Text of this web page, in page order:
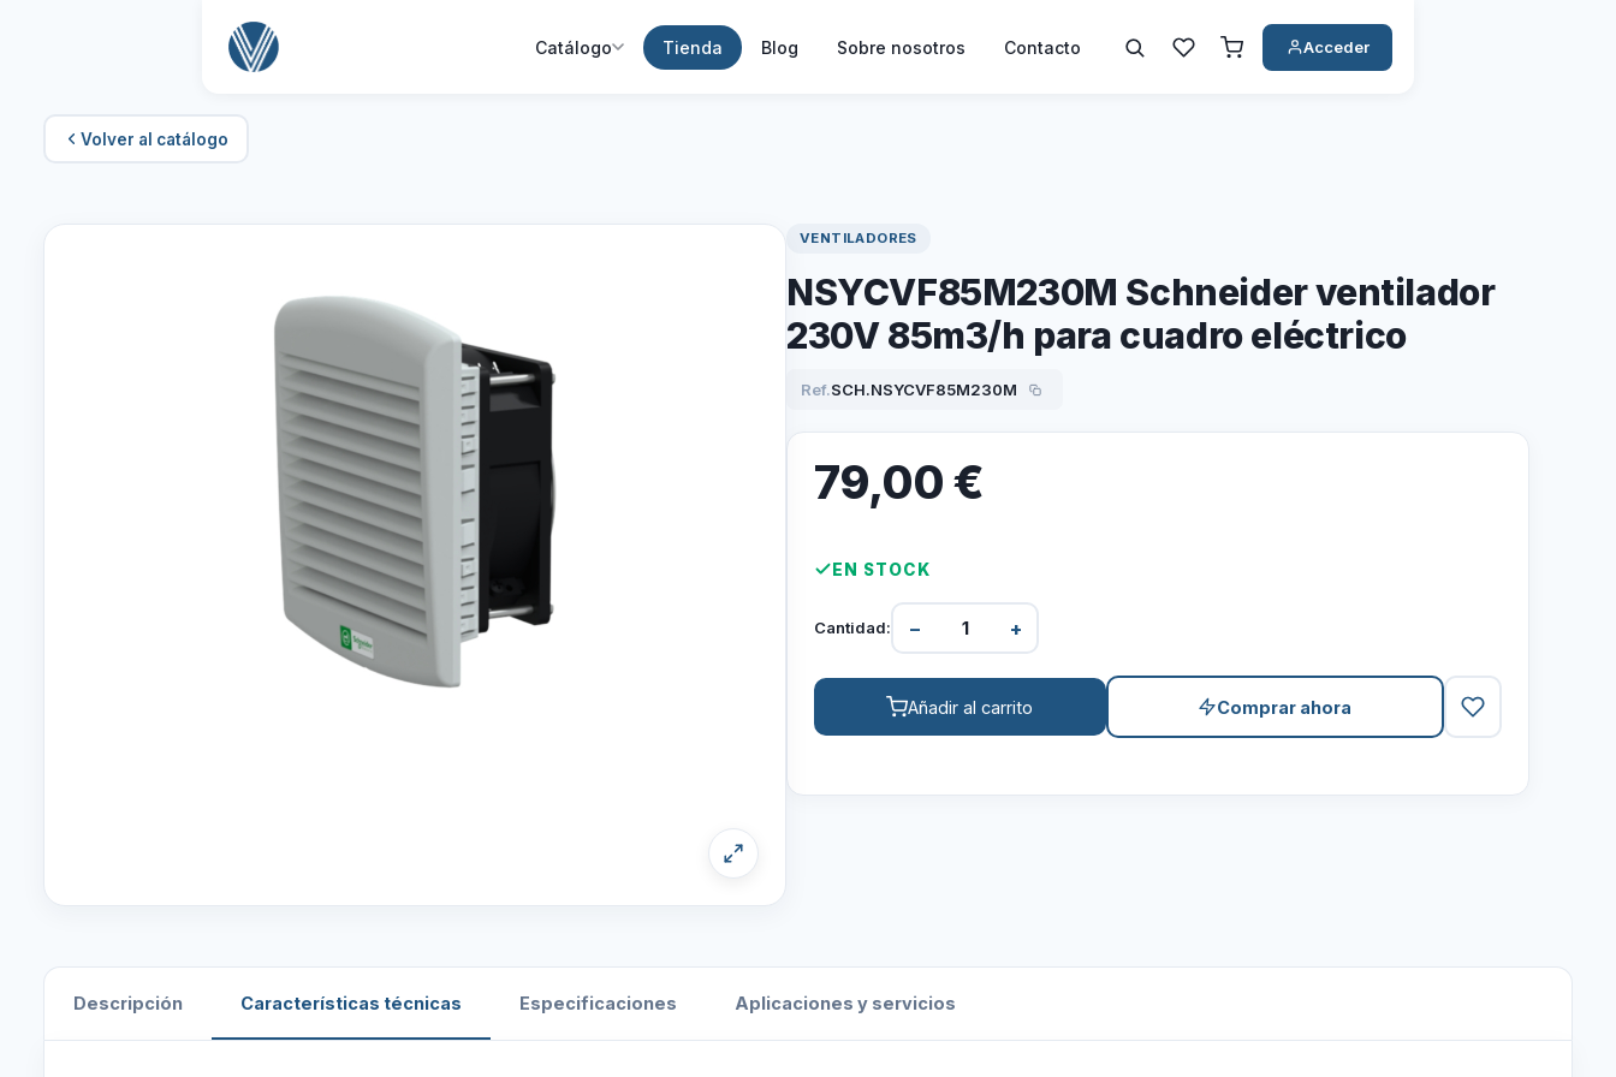
Catálogo Tienda Blog Sobre nosotros Contacto Acceder
Volver al catálogo
VENTILADORES
NSYCVF85M230M Schneider ventilador
230V 85m3/h para cuadro eléctrico
Ref.SCH.NSYCVF85M230M
79,00€
EN STOCK
Cantidad: − +
Añadir al carrito Comprar ahora
Descripción Características técnicas Especificaciones Aplicaciones y servicios